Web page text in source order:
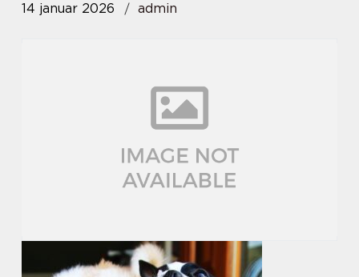
14 januar 2026 admin